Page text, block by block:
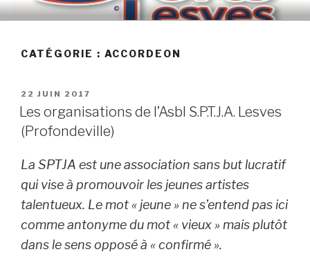
Skip
to
CATÉGORIE : ACCORDEON
POSTED
ON
22 JUIN 2017
Les organisations de l’Asbl S.P.T.J.A. Lesves
(Profondeville)
La SPTJA est une association sans but lucratif
qui vise à promouvoir les jeunes artistes
talentueux. Le mot « jeune » ne s’entend pas ici
comme antonyme du mot « vieux » mais plutôt
dans le sens opposé à « confirmé ».